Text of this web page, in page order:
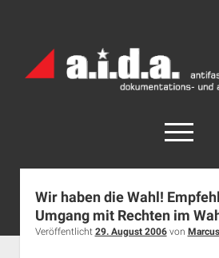
Archiv
München
open
menu
facebook
rss
Home
Wir haben die Wahl!
Umgang mit Rechten im
Veröffentlicht 29. August 2006von